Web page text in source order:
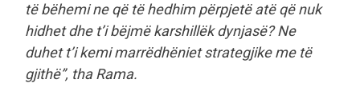
të bëhemi ne që të hedhim përpjetë atë që nuk
hidhet dhe t’i bëjmë karshillëk dynjasë? Ne
duhet t’i kemi marrëdhëniet strategjike me të
gjithë”, tha Rama.